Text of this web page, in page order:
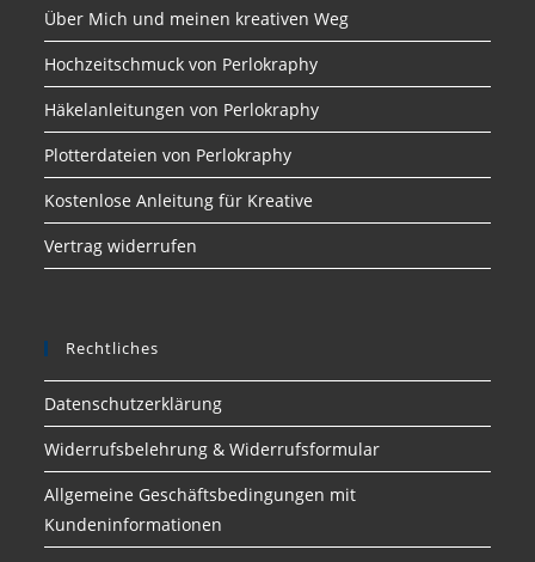
Über Mich und meinen kreativen Weg
Hochzeitschmuck von Perlokraphy
Häkelanleitungen von Perlokraphy
Plotterdateien von Perlokraphy
Kostenlose Anleitung für Kreative
Vertrag widerrufen
Rechtliches
Datenschutzerklärung
Widerrufsbelehrung & Widerrufsformular
Allgemeine Geschäftsbedingungen mit
Kundeninformationen